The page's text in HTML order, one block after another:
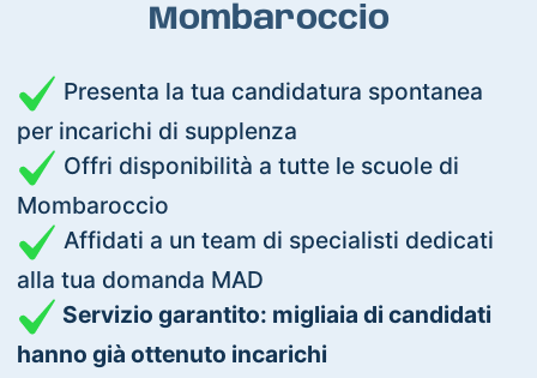
Mombaroccio
Presenta la tua candidatura spontanea
per incarichi di supplenza
Offri disponibilità a tutte le scuole di
Mombaroccio
Affidati a un team di specialisti dedicati
alla tua domanda MAD
Servizio garantito: migliaia di candidati
hanno già ottenuto incarichi